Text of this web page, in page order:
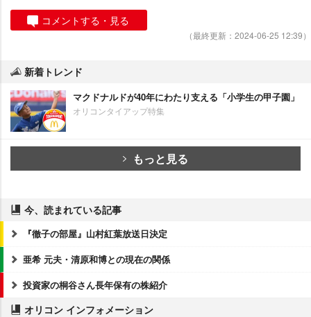
コメントする・見る
（最終更新：2024-06-25 12:39）
新着トレンド
マクドナルドが40年にわたり支える「小学生の甲子園」
オリコンタイアップ特集
もっと見る
今、読まれている記事
『徹子の部屋』山村紅葉放送日決定
亜希 元夫・清原和博との現在の関係
投資家の桐谷さん長年保有の株紹介
オリコン インフォメーション